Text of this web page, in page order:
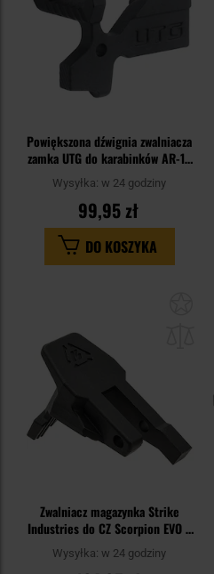
Powiększona dźwignia zwalniacza
zamka UTG do karabinków AR-15
- Black
Wysyłka: w 24 godziny
99,95 zł
DO KOSZYKA
Zwalniacz magazynka Strike
Industries do CZ Scorpion EVO 3
- Black
Wysyłka: w 24 godziny